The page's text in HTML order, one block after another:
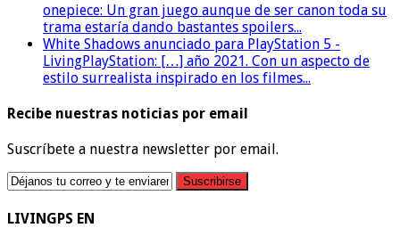
onepiece: Un gran juego aunque de ser canon toda su
trama estaría dando bastantes spoilers...
White Shadows anunciado para PlayStation 5 -
LivingPlayStation: […] año 2021. Con un aspecto de
estilo surrealista inspirado en los filmes...
Recibe nuestras noticias por email
Suscríbete a nuestra newsletter por email.
LIVINGPS EN